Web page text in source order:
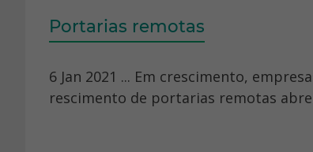
Portarias remotas
6 Jan 2021 ... Em crescimento,
rescimento de portarias remotas